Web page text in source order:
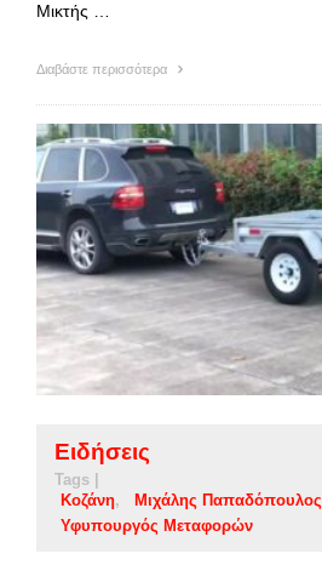
Μικτής …
Διαβάστε περισσότερα
Ειδήσεις
Tags |
Κοζάνη
Μιχάλης Παπαδόπουλος
Υφυπουργός Μεταφορών